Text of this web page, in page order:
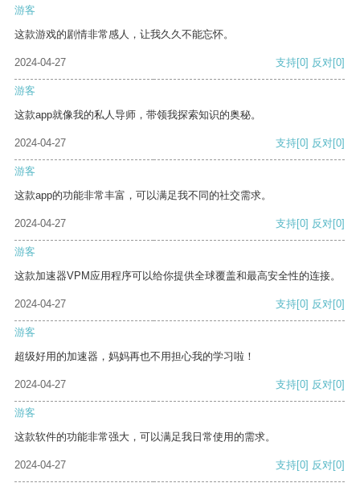
游客
这款游戏的剧情非常感人，让我久久不能忘怀。
2024-04-27 支持[0] 反对[0]
游客
这款app就像我的私人导师，带领我探索知识的奥秘。
2024-04-27 支持[0] 反对[0]
游客
这款app的功能非常丰富，可以满足我不同的社交需求。
2024-04-27 支持[0] 反对[0]
游客
这款加速器VPM应用程序可以给你提供全球覆盖和最高安全性的连接。
2024-04-27 支持[0] 反对[0]
游客
超级好用的加速器，妈妈再也不用担心我的学习啦！
2024-04-27 支持[0] 反对[0]
游客
这款软件的功能非常强大，可以满足我日常使用的需求。
2024-04-27 支持[0] 反对[0]